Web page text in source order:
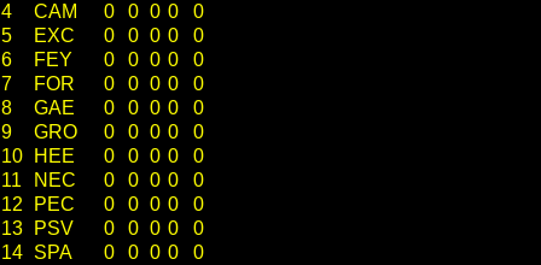
4
CAM 0 0 0 0
0
5
EXC 0 0 0 0
0
6
FEY 0 0 0 0
0
7
FOR 0 0 0 0
0
8
GAE 0 0 0 0
0
9
GRO 0 0 0 0
0
10
HEE 0 0 0 0
0
11
NEC 0 0 0 0
0
12
PEC 0 0 0 0
0
13
PSV 0 0 0 0
0
14 SPA 0 0 0 0
0